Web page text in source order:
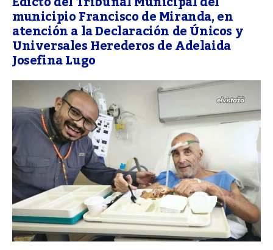
municipio Francisco de Miranda, en
atención a la Declaración de Únicos y
Universales Herederos de Adelaida
Josefina Lugo